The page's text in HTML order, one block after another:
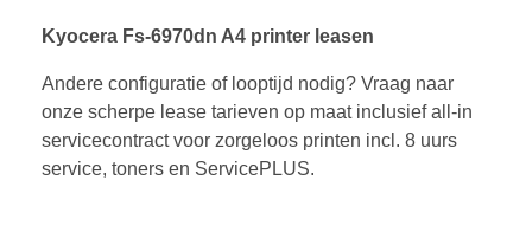
Kyocera Fs-6970dn A4 printer leasen
Andere configuratie of looptijd nodig? Vraag naar
onze scherpe lease tarieven op maat inclusief all-in
servicecontract voor zorgeloos printen incl. 8 uurs
service, toners en ServicePLUS.